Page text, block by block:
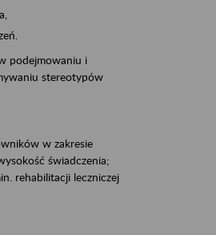
podejmowaniu i
stereotypów
w zakresie
świadczenia;
rehabilitacji leczniczej